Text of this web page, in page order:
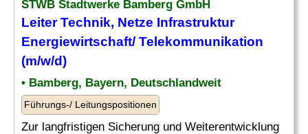
STWB Stadtwerke Bamberg GmbH
Leiter Technik, Netze Infrastruktur
Energiewirtschaft/ Telekommunikation
(m/w/d)
• Bamberg, Bayern, Deutschlandweit
Führungs-/ Leitungspositionen
Zur langfristigen Sicherung und Weiterentwicklung